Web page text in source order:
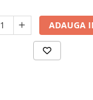
ADAUGA